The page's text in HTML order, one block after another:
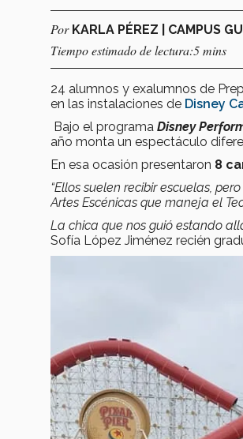
Por KARLA PÉREZ | CAMPUS
Tiempo estimado de lectura:5 mins
24 alumnos y exalumnos de
en las instalaciones de Disney
Bajo el programa Disney
año monta un espectáculo
En esa ocasión presentaron 8
“Ellos suelen recibir escuelas,
Artes Escénicas que maneja el
La chica que nos guió estando
Sofía López Jiménez recién